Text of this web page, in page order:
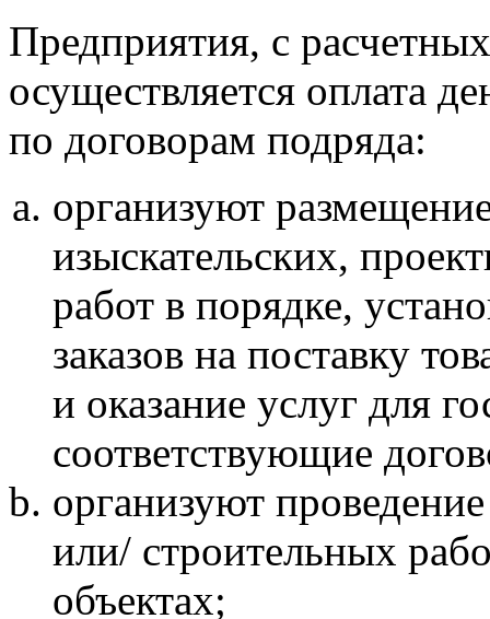
Предприятия, с
осуществляется оплата
по договорам подряда:
организуют
изыскательских,
работ в порядке,
заказов на поставку
и оказание услуг для
соответствующие
организуют
или/ строительных
объектах;